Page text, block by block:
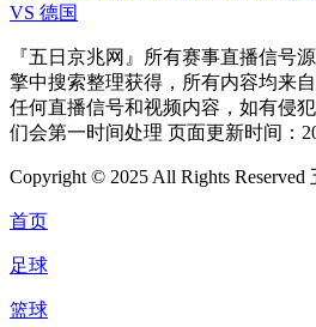
VS 德国
『五日京兆网』所有赛事直播信号
擎中搜索整理获得，所有内容均来
任何直播信号和视频内容，如有侵
们会第一时间处理 页面更新时间：
Copyright © 2025 All Rights
首页
足球
篮球